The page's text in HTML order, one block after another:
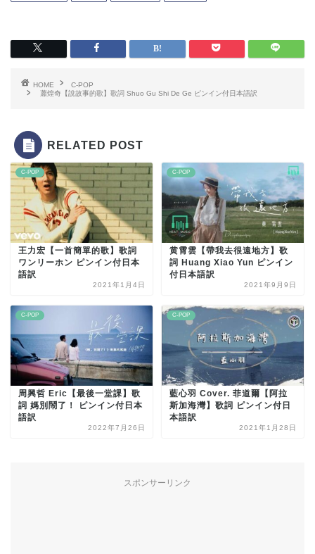
HOME
C-POP
蕭煌奇【說故事的歌】歌詞 Shuo Gu Shi De Ge ピンイン付日本語訳
RELATED POST
C-POP
王力宏【一首簡單的歌】歌詞
ワンリーホン ピンイン付日本
語訳
2021年1月4日
C-POP
黄霄雲【帶我去很遠地方】歌
詞 Huang Xiao Yun ピンイン
付日本語訳
2021年9月9日
C-POP
周興哲 Eric【最後一堂課】歌
詞 媽別鬧了！ ピンイン付日本
語訳
2022年7月26日
C-POP
藍心羽 Cover. 菲道爾【阿拉
斯加海灣】歌詞 ピンイン付日
本語訳
2021年1月28日
スポンサーリンク